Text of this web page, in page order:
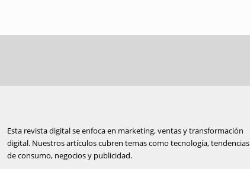
Esta revista digital se enfoca en marketing, ventas y transformación
digital. Nuestros artículos cubren temas como tecnología, tendencias
de consumo, negocios y publicidad.